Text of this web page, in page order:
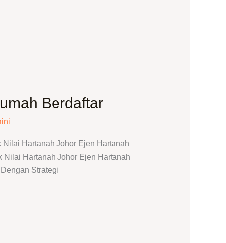
Berdaftar
Hartanah Johor Ejen Hartanah
Nilai Hartanah Johor Ejen Hartanah
Strategi